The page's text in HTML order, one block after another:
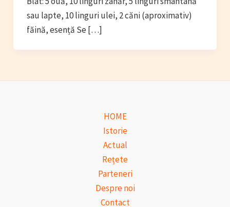
sau lapte, 10 linguri ulei, 2 căni (aproximativ)
făină, esență Se […]
HOME
Istorie
Actual
Rețete
Parteneri
Despre noi
Contact